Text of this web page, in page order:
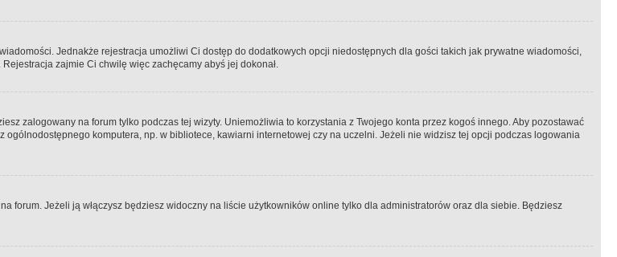
Jednakże rejestracja umożliwi Ci dostęp do dodatkowych opcji niedostępnych dla gości takich jak prywatne wiadomości,
zajmie Ci chwilę więc zachęcamy abyś jej dokonał.
zalogowany na forum tylko podczas tej wizyty. Uniemożliwia to korzystania z Twojego konta przez kogoś innego. Aby pozostawać
komputera, np. w bibliotece, kawiarni internetowej czy na uczelni. Jeżeli nie widzisz tej opcji podczas logowania
forum. Jeżeli ją włączysz będziesz widoczny na liście użytkowników online tylko dla administratorów oraz dla siebie. Będziesz